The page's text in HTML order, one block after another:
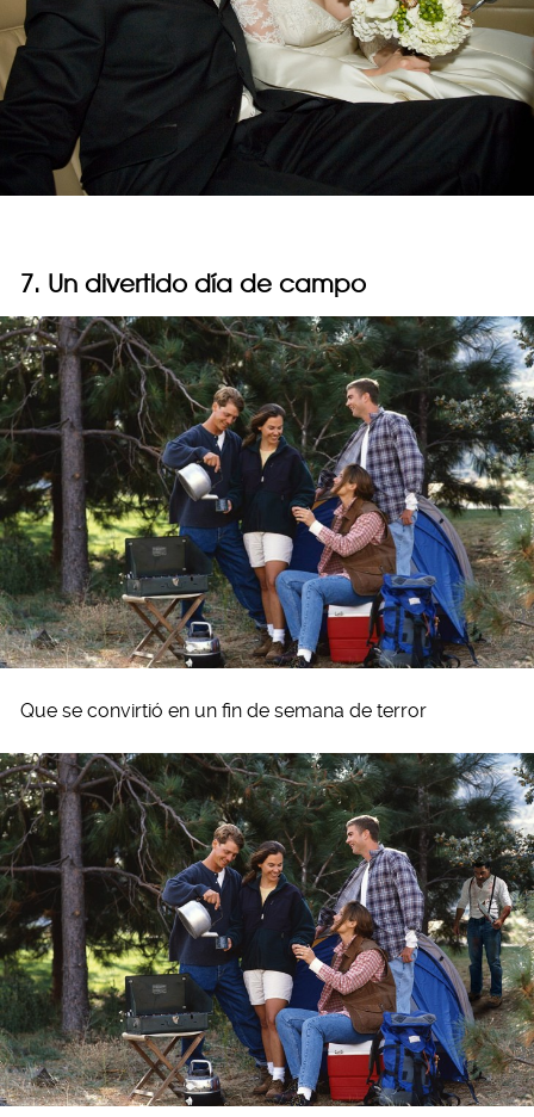
7. Un divertido día de campo
Que se convirtió en un fin de semana de terror